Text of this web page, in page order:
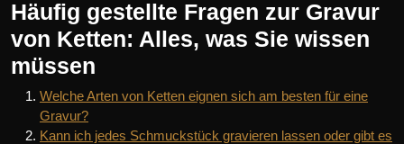
Häufig gestellte Fragen zur Gravur
von Ketten: Alles, was Sie wissen
müssen
Welche Arten von Ketten eignen sich am besten für eine
Gravur?
Kann ich jedes Schmuckstück gravieren lassen oder gibt es